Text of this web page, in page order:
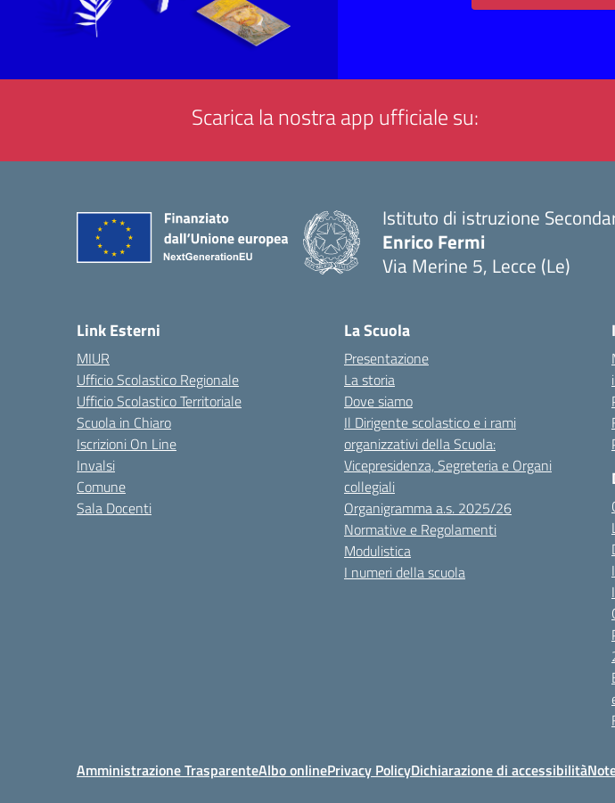
Scarica la nostra app ufficiale su:
Istituto di istruzione
Enrico Fermi
Via Merine 5, Lecce (Le)
Link Esterni
MIUR
Ufficio Scolastico Regionale
Ufficio Scolastico Territoriale
Scuola in Chiaro
Iscrizioni On Line
Invalsi
Comune
Sala Docenti
La Scuola
Presentazione
La storia
Dove siamo
Il Dirigente scolastico e i rami
organizzativi della Scuola:
Vicepresidenza, Segreteria e Organi
collegiali
Organigramma a.s. 2025/26
Normative e Regolamenti
Modulistica
I numeri della scuola
Amministrazione TrasparenteAlbo onlinePrivacy PolicyDichiarazione di accessibilità